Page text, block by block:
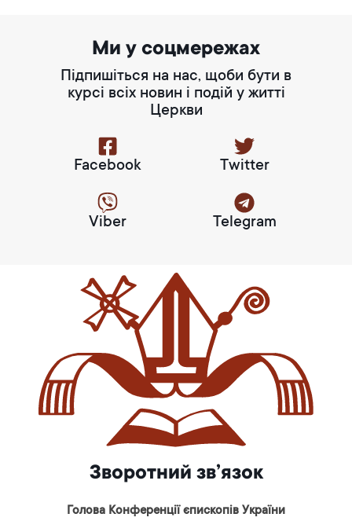
Ми у соцмережах
Підпишіться на нас, щоби бути в
курсі всіх новин і подій у житті
Церкви
Facebook Twitter
Viber Telegram
Зворотний зв’язок
Голова Конференції єпископів України